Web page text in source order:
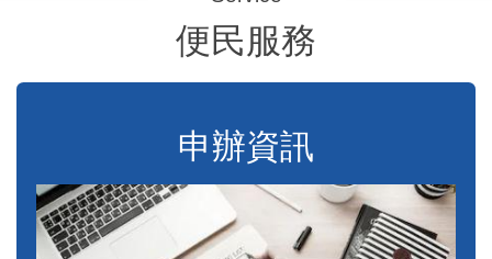
便民服務
申辦資訊